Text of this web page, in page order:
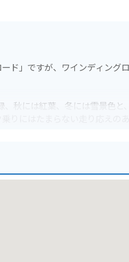
ド」ですが、ワインディング
秋には紅葉、冬には雪景色と
りにはたまらない走り応えのあ
みやすいのも魅力。仁田峠展望